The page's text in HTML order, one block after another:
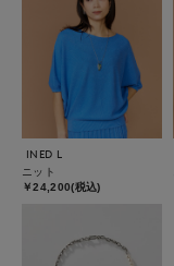
INED L
ニット
￥24,200(税込)